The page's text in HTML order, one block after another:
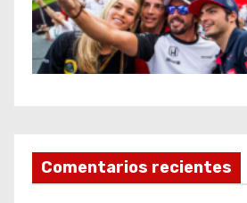
Comentarios recientes